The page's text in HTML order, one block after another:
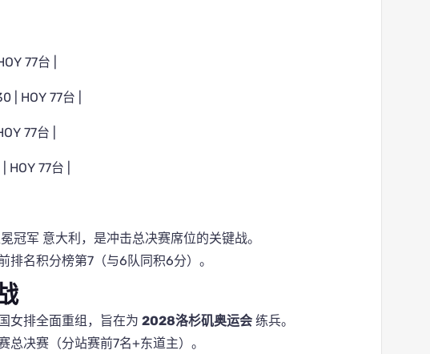
77台 |
| HOY 77台 |
77台 |
77台 |
冠军 意大利，是冲击总决赛席位的关键战。
排名积分榜第7（与6队同积6分）。
女排全面重组，旨在为 2028洛杉矶奥运会 练兵。
总决赛（分站赛前7名+东道主）。